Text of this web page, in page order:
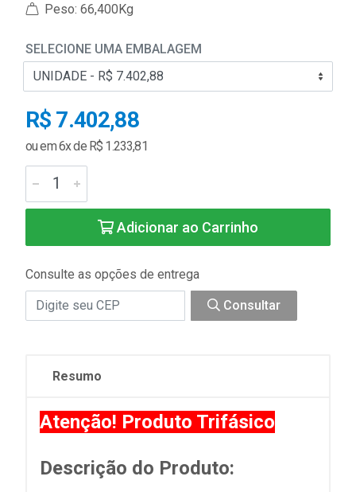
Peso: 66,400Kg
SELECIONE UMA EMBALAGEM
R$ 7.402,88
ou em 6x de R$ 1.233,81
Adicionar ao Carrinho
Consulte as opções de entrega
Consultar
Resumo
Atenção! Produto Trifásico
Descrição do Produto: